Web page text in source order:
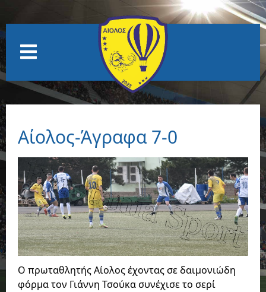
Αίολος-Άγραφα 7-0
Ο πρωταθλητής Αίολος έχοντας σε δαιμονιώδη
φόρμα τον Γιάννη Τσούκα συνέχισε το σερί